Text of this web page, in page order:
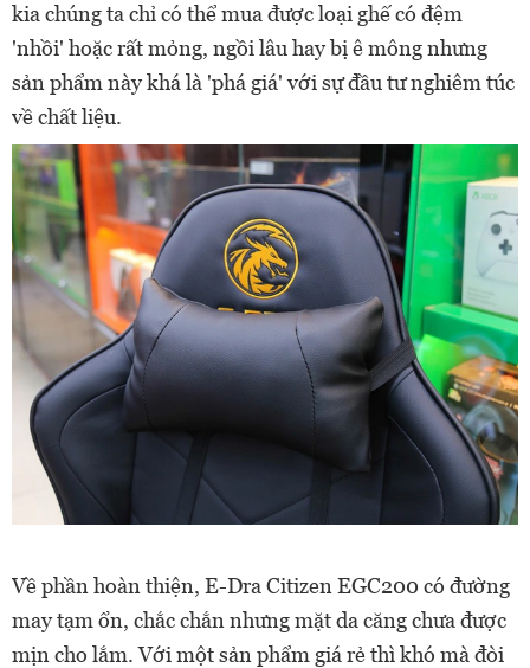
kia chúng ta chỉ có thể mua được loại ghế có đệm
'nhồi' hoặc rất mỏng, ngồi lâu hay bị ê mông nhưng
sản phẩm này khá là 'phá giá' với sự đầu tư nghiêm túc
về chất liệu.
Về phần hoàn thiện, E-Dra Citizen EGC200 có đường
may tạm ổn, chắc chắn nhưng mặt da căng chưa được
mịn cho lắm. Với một sản phẩm giá rẻ thì khó mà đòi